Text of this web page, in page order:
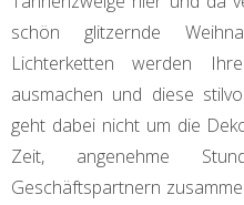
schön glitzernde
Lichterketten werden
ausmachen und diese
geht dabei nicht um die
Zeit, angenehme
Geschäftspartnern